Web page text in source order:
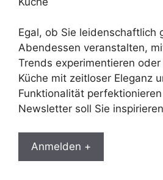
Egal, ob Sie leidenschaftlich
Abendessen veranstalten,
Trends experimentieren
Küche mit zeitloser Eleganz
Funktionalität
Newsletter soll Sie inspirieren
Anmelden +